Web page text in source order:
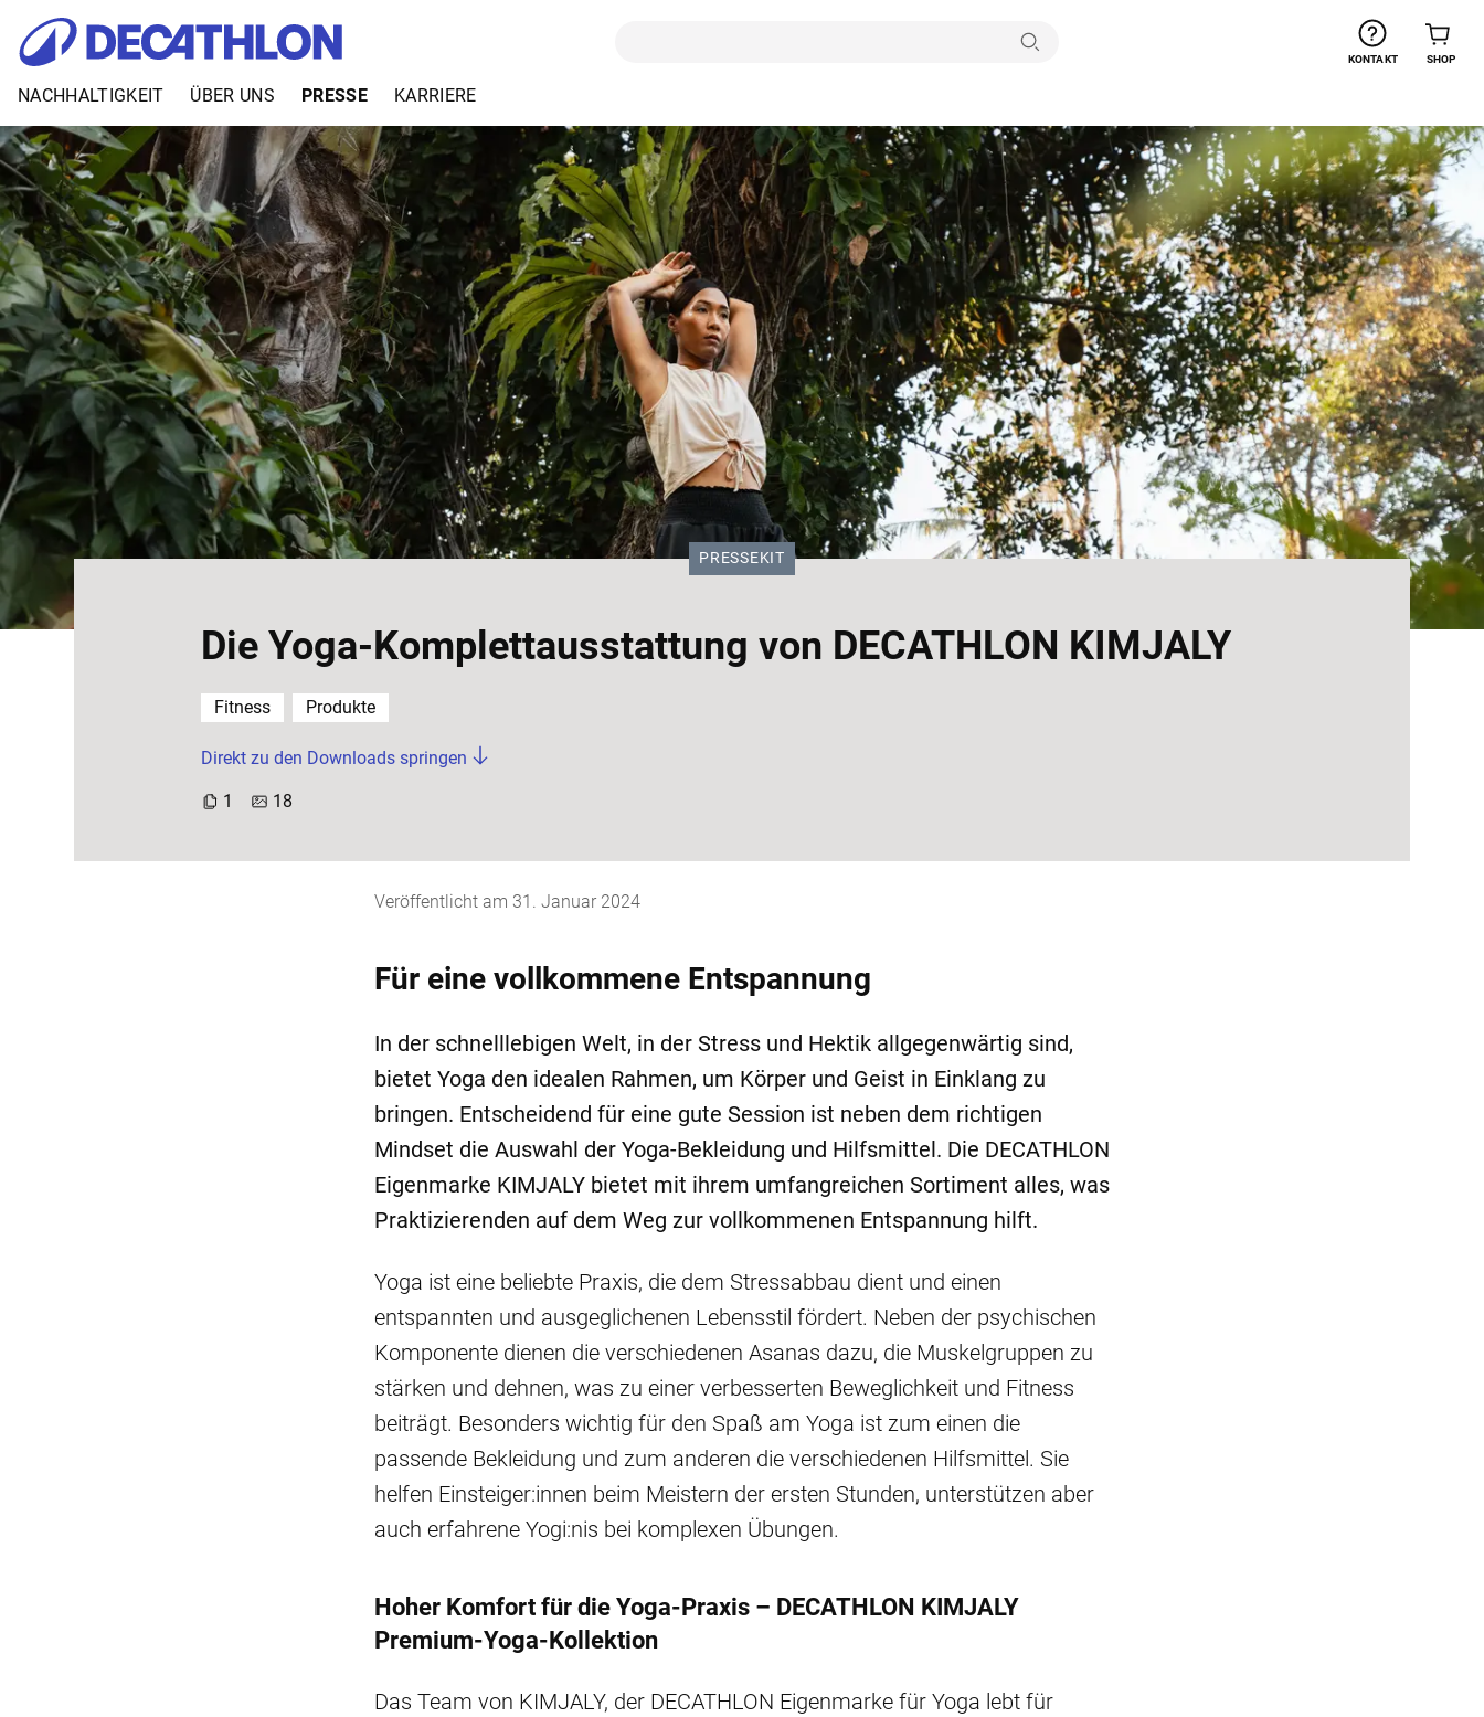
Zum Inhalt springen
NACHHALTIGKEIT ÜBER UNS PRESSE KARRIERE
Suchen
KONTAKT SHOP
Die Yoga-Komplettausstattung von DECATHLON KIMJALY
KATEGORIE:
PRESSEKIT
Fitness Produkte
Direkt zu den Downloads springen
1 18
Veröffentlicht am 31. Januar 2024
Für eine vollkommene Entspannung
In der schnelllebigen Welt, in der Stress und Hektik allgegenwärtig sind,
bietet Yoga den idealen Rahmen, um Körper und Geist in Einklang zu
bringen. Entscheidend für eine gute Session ist neben dem richtigen
Mindset die Auswahl der Yoga-Bekleidung und Hilfsmittel. Die DECATHLON
Eigenmarke KIMJALY bietet mit ihrem umfangreichen Sortiment alles, was
Praktizierenden auf dem Weg zur vollkommenen Entspannung hilft.
Yoga ist eine beliebte Praxis, die dem Stressabbau dient und einen
entspannten und ausgeglichenen Lebensstil fördert. Neben der psychischen
Komponente dienen die verschiedenen Asanas dazu, die Muskelgruppen zu
stärken und dehnen, was zu einer verbesserten Beweglichkeit und Fitness
beiträgt. Besonders wichtig für den Spaß am Yoga ist zum einen die
passende Bekleidung und zum anderen die verschiedenen Hilfsmittel. Sie
helfen Einsteiger:innen beim Meistern der ersten Stunden, unterstützen aber
auch erfahrene Yogi:nis bei komplexen Übungen.
Hoher Komfort für die Yoga-Praxis – DECATHLON KIMJALY
Premium-Yoga-Kollektion
Das Team von KIMJALY, der DECATHLON Eigenmarke für Yoga lebt für